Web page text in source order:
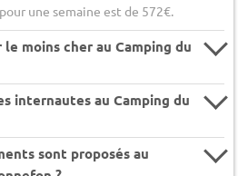
une semaine est de 572€.
moins cher au Camping du
internautes au Camping du
sont proposés au